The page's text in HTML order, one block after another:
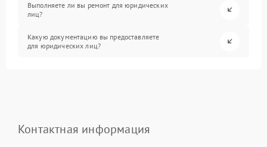
Выполняете ли вы ремонт для юридических
лиц?
Какую документацию вы предоставляете
для юридических лиц?
Контактная информация